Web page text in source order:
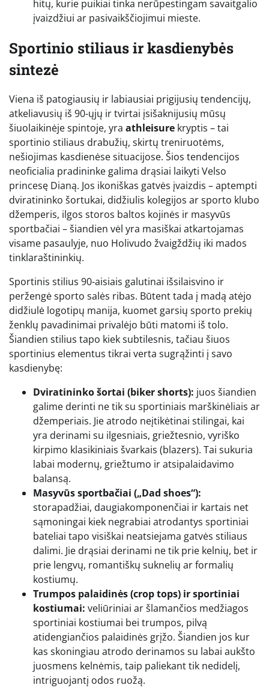
hitų, kurie puikiai tinka nerūpestingam savaitgalio
įvaizdžiui ar pasivaikščiojimui mieste.
Sportinio stiliaus ir kasdienybės
sintezė
Viena iš patogiausių ir labiausiai prigijusių tendencijų,
atkeliavusių iš 90-ųjų ir tvirtai įsišaknijusių mūsų
šiuolaikinėje spintoje, yra athleisure kryptis – tai
sportinio stiliaus drabužių, skirtų treniruotėms,
nešiojimas kasdienėse situacijose. Šios tendencijos
neoficialia pradininke galima drąsiai laikyti Velso
princesę Dianą. Jos ikoniškas gatvės įvaizdis – aptempti
dviratininko šortukai, didžiulis kolegijos ar sporto klubo
džemperis, ilgos storos baltos kojinės ir masyvūs
sportbačiai – šiandien vėl yra masiškai atkartojamas
visame pasaulyje, nuo Holivudo žvaigždžių iki mados
tinklaraštininkių.
Sportinis stilius 90-aisiais galutinai išsilaisvino ir
peržengė sporto salės ribas. Būtent tada į madą atėjo
didžiulė logotipų manija, kuomet garsių sporto prekių
ženklų pavadinimai privalėjo būti matomi iš tolo.
Šiandien stilius tapo kiek subtilesnis, tačiau šiuos
sportinius elementus tikrai verta sugrąžinti į savo
kasdienybę:
Dviratininko šortai (biker shorts): juos šiandien
galime derinti ne tik su sportiniais marškinėliais ar
džemperiais. Jie atrodo neįtikėtinai stilingai, kai
yra derinami su ilgesniais, griežtesnio, vyriško
kirpimo klasikiniais švarkais (blazers). Tai sukuria
labai modernų, griežtumo ir atsipalaidavimo
balansą.
Masyvūs sportbačiai („Dad shoes“):
storapadžiai, daugiakomponenčiai ir kartais net
sąmoningai kiek negrabiai atrodantys sportiniai
bateliai tapo visiškai neatsiejama gatvės stiliaus
dalimi. Jie drąsiai derinami ne tik prie kelnių, bet ir
prie lengvų, romantiškų suknelių ar formalių
kostiumų.
Trumpos palaidinės (crop tops) ir sportiniai
kostiumai: veliūriniai ar šlamančios medžiagos
sportiniai kostiumai bei trumpos, pilvą
atidengiančios palaidinės grįžo. Šiandien jos kur
kas skoningiau atrodo derinamos su labai aukšto
juosmens kelnėmis, taip paliekant tik nedidelį,
intriguojantį odos ruožą.